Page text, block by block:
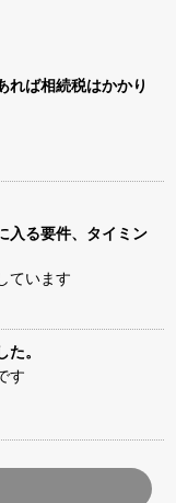
れば相続税はかかり
入る要件、タイミン
ています
。
す